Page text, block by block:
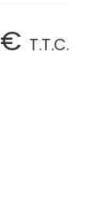
€ T.T.C.